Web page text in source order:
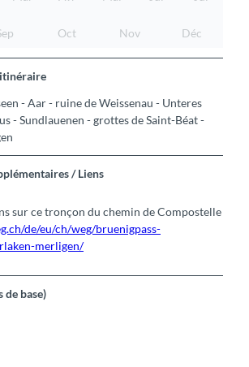
Oct Nov Déc
- Aar - ruine de Weissenau - Unteres
- Sundlauenen - grottes de Saint-Béat -
/ Liens
sur ce tronçon du chemin de Compostelle
de/eu/ch/weg/bruenigpass-
merligen/
de base)